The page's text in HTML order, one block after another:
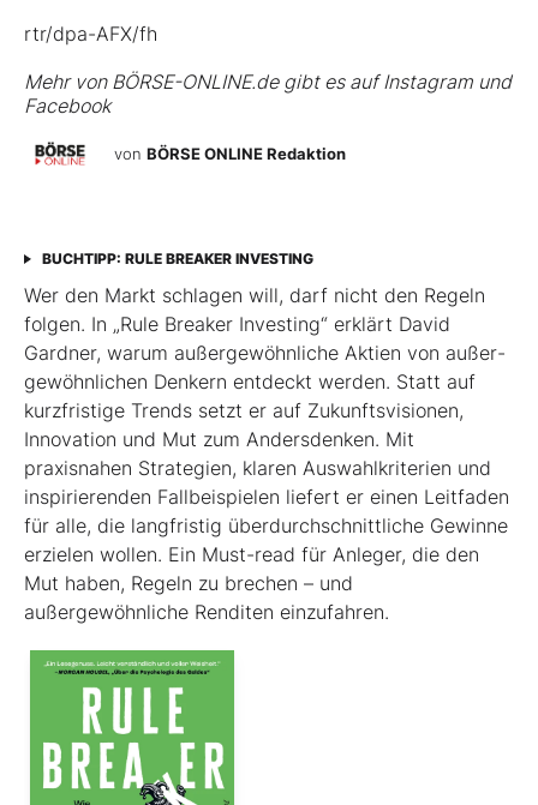
rtr/dpa-AFX/fh
Mehr von BÖRSE-ONLINE.de gibt es aufInstagram und
Facebook
von BÖRSE ONLINE Redaktion
BUCHTIPP: RULE BREAKER INVESTING
Wer den Markt schlagen will, darf nicht den Regeln
folgen. In „Rule Breaker Investing“ erklärt David
Gardner, warum außergewöhnliche Aktien von außer­
gewöhnlichen Denkern entdeckt werden. Statt auf
kurzfristige Trends setzt er auf Zukunftsvisionen,
Innovation und Mut zum Andersdenken. Mit
praxisnahen Strategien, klaren Auswahlkriterien und
inspirierenden Fallbeispielen liefert er einen Leit­faden
für alle, die langfristig überdurchschnittliche Gewinne
erzielen wollen. Ein Must-read für Anleger, die den
Mut haben, Regeln zu brechen – und
außergewöhnliche Renditen einzufahren.